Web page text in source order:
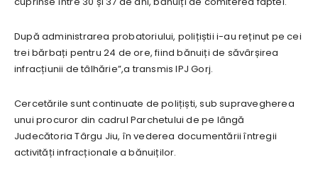
După administrarea probatoriului, polițiștii i-au reținut pe cei
trei bărbați pentru 24 de ore, fiind bănuiți de săvârșirea
infracțiunii de tâlhărie”,a transmis IPJ Gorj.
Cercetările sunt continuate de polițiști, sub supravegherea
unui procuror din cadrul Parchetului de pe lângă
Judecătoria Târgu Jiu, în vederea documentării întregii
activități infracționale a bănuiților.